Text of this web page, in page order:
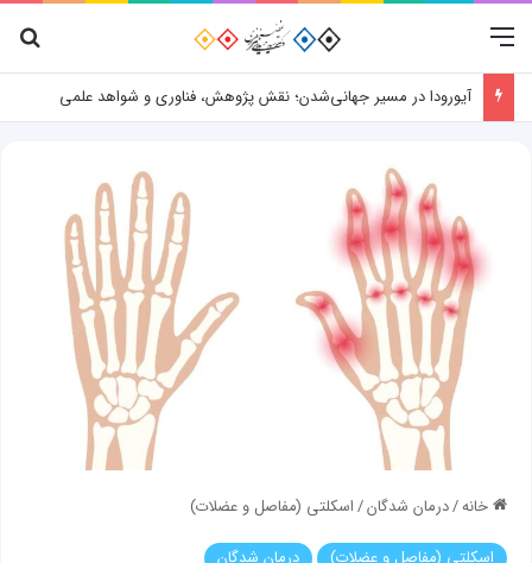
منو
آیورودا در مسیر جهانی‌شدن؛ نقش پژوهش، فناوری و شواهد علمی
خانه/درمان شدگان/اسکلتی (مفاصل و عضلات)
اسکلتی (مفاصل و عضلات) درمان شدگان